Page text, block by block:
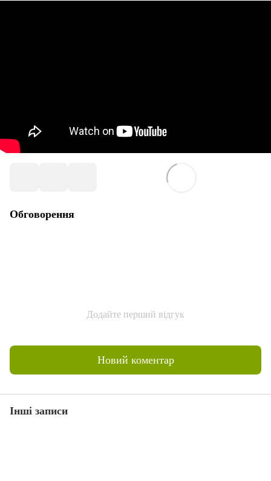
Обговорення
Додайте перший відгук
Новий коментар
Інші записи